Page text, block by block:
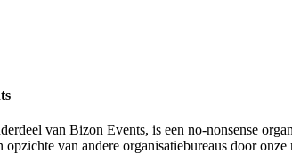
van Bizon Events, is een no-nonsense
opzichte van andere organisatiebureaus door